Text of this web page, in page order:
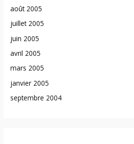
août 2005
juillet 2005
juin 2005
avril 2005
mars 2005
janvier 2005
septembre 2004